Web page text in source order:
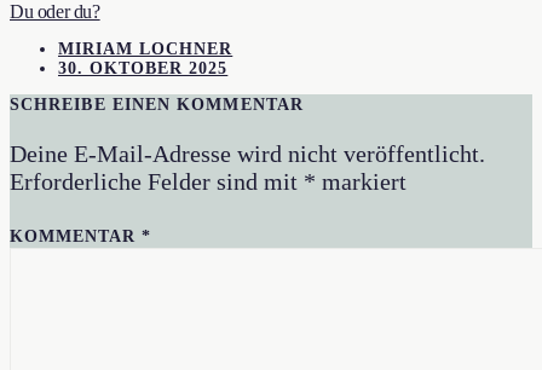
Du oder du?
MIRIAM LOCHNER
30. OKTOBER 2025
SCHREIBE EINEN KOMMENTAR
Deine E-Mail-Adresse wird nicht veröffentlicht.
Erforderliche Felder sind mit * markiert
KOMMENTAR*